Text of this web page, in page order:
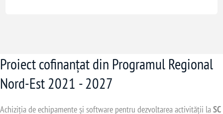
Proiect cofinanțat din Programul Regional
Nord-Est 2021 - 2027
Achiziția de echipamente și software pentru dezvoltarea activității laSC